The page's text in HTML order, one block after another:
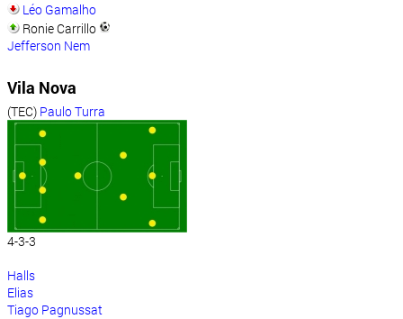
Léo Gamalho
Ronie Carrillo
Jefferson Nem
Vila Nova
(TEC) Paulo Turra
4-3-3
Halls
Elias
Tiago Pagnussat